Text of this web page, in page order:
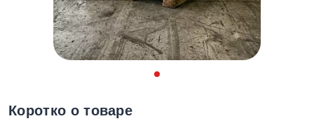
Коротко о товаре